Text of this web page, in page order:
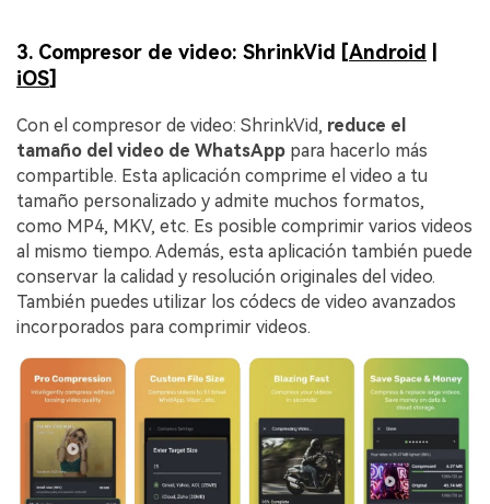
3. Compresor de video: ShrinkVid [Android
iOS]
Con el compresor de video: ShrinkVid, reduce el
tamaño del video de WhatsApp para hacerlo más
compartible. Esta aplicación comprime el video a tu
tamaño personalizado y admite muchos formatos,
como MP4, MKV, etc. Es posible comprimir varios videos
al mismo tiempo. Además, esta aplicación también puede
conservar la calidad y resolución originales del video.
También puedes utilizar los códecs de video avanzados
incorporados para comprimir videos.